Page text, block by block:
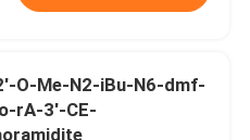
O-Me-N2-iBu-N6-dmf-
rA-3'-CE-